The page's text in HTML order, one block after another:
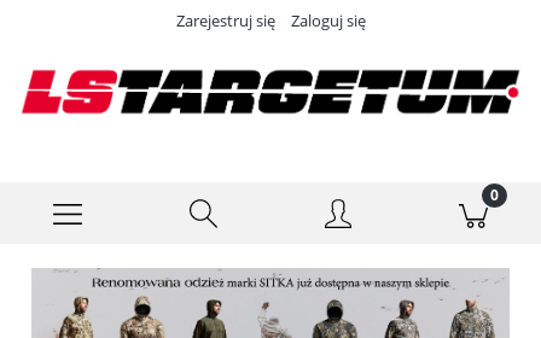
Zarejestruj się Zaloguj się